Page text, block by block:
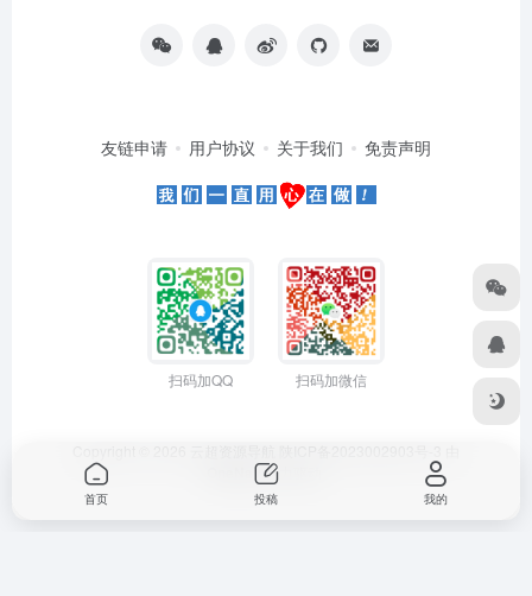
友链申请 用户协议 关于我们 免责声明
扫码加QQ 扫码加微信
OneNav强力驱动
首页 投稿 我的